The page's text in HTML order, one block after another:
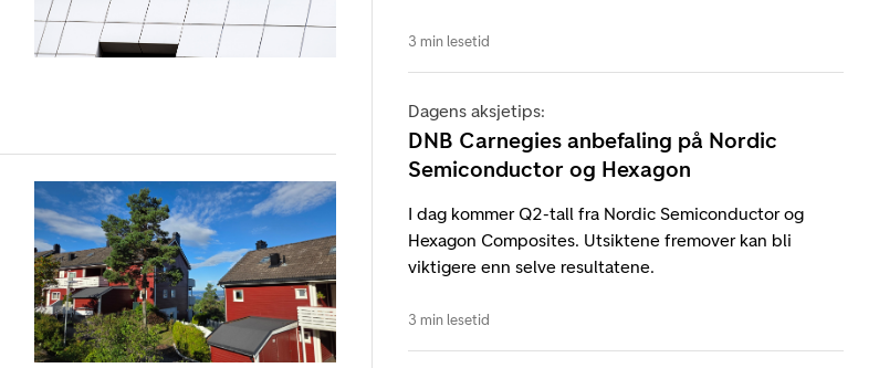
3 min lesetid
Dagens aksjetips:
DNB Carnegies anbefaling på Nordic
Semiconductor og Hexagon
I dag kommer Q2-tall fra Nordic Semiconductor og
Hexagon Composites. Utsiktene fremover kan bli
viktigere enn selve resultatene.
3 min lesetid